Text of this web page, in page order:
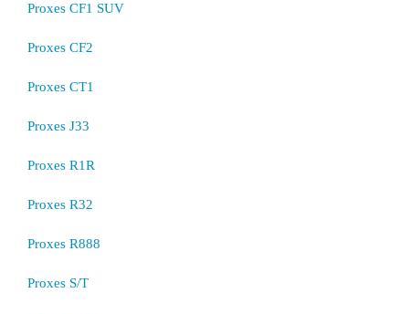
Proxes CF1 SUV
Proxes CF2
Proxes CT1
Proxes J33
Proxes R1R
Proxes R32
Proxes R888
Proxes S/T